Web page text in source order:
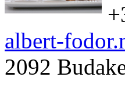
albert-
2092